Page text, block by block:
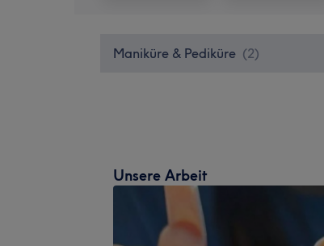
Maniküre & Pediküre (2)
Unsere Arbeit